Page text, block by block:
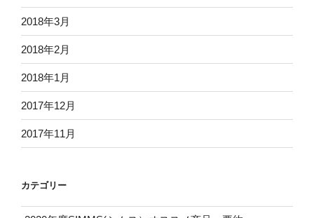
2018年3月
2018年2月
2018年1月
2017年12月
2017年11月
カテゴリー